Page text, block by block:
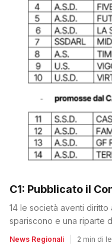
C1: Pubblicato il
14 le società aventi
spariscono e una riparte
News Regionali 2 min di